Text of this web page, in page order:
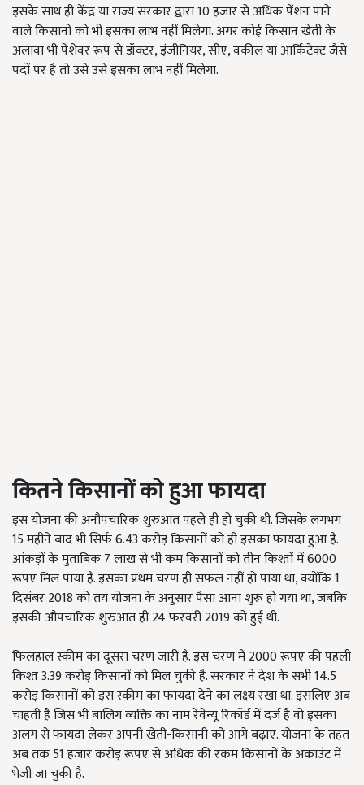
इसके साथ ही केंद्र या राज्य सरकार द्वारा 10 हजार से अधिक पेंशन पाने
वाले किसानों को भी इसका लाभ नहीं मिलेगा. अगर कोई किसान खेती के
अलावा भी पेशेवर रूप से डॉक्टर, इंजीनियर, सीए, वकील या आर्किटेक्ट जैसे
पदों पर है तो उसे उसे इसका लाभ नहीं मिलेगा.
कितने किसानों को हुआ फायदा
इस योजना की अनौपचारिक शुरुआत पहले ही हो चुकी थी. जिसके लगभग
15 महीने बाद भी सिर्फ 6.43 करोड़ किसानों को ही इसका फायदा हुआ है.
आंकड़ों के मुताबिक 7 लाख से भी कम किसानों को तीन किश्तों में 6000
रूपए मिल पाया है. इसका प्रथम चरण ही सफल नहीं हो पाया था, क्योंकि 1
दिसंबर 2018 को तय योजना के अनुसार पैसा आना शुरू हो गया था, जबकि
इसकी औपचारिक शुरुआत ही 24 फरवरी 2019 को हुई थी.
फिलहाल स्कीम का दूसरा चरण जारी है. इस चरण में 2000 रूपए की पहली
किश्त 3.39 करोड़ किसानों को मिल चुकी है. सरकार ने देश के सभी 14.5
करोड़ किसानों को इस स्कीम का फायदा देने का लक्ष्य रखा था. इसलिए अब
चाहती है जिस भी बालिग व्यक्ति का नाम रेवेन्यू रिकॉर्ड में दर्ज है वो इसका
अलग से फायदा लेकर अपनी खेती-किसानी को आगे बढ़ाए. योजना के तहत
अब तक 51 हजार करोड़ रूपए से अधिक की रकम किसानों के अकाउंट में
भेजी जा चुकी है.